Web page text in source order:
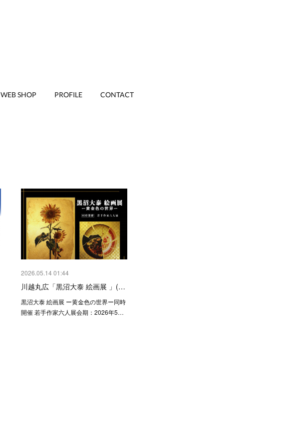
WEB SHOP PROFILE CONTACT
2026.05.14 01:44
川越丸広「黒沼大泰 絵画展 」(…
黒沼大泰 絵画展 ー黄金色の世界ー同時
開催 若手作家六人展会期：2026年5…